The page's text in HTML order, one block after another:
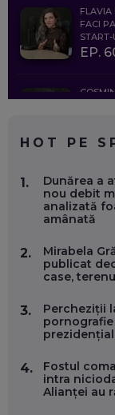
FLAVIA
FACI
EP.
SE VA
EP.
CĂTRE
EP.
HOT PE
1.
Dunărea a
nou debit
analizată
amânată
2.
Mirabela
publicat
case,
3.
Percheziții
prezidențial
4.
Fostul
intra
Alianței au